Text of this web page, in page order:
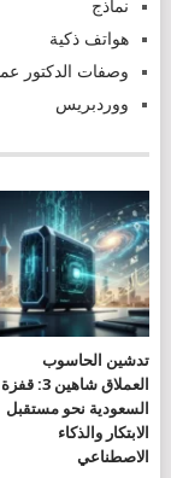
نماذج
هواتف ذكية
وصفات الدكتور
ووردبريس
تدشين الحاسوب
العملاق شاهين 3: قفزة
السعودية نحو مستقبل
الابتكار والذكاء
الاصطناعي